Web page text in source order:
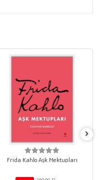
Frida Kahlo Aşk Mektupları